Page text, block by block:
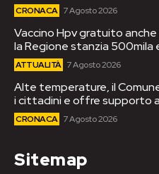
CRONACA 7 Agosto 2026
Vaccino Hpv gratuito
la Regione stanzia 500mila
ATTUALITÀ 7 Agosto 2026
Alte temperature, il
i cittadini e offre supporto
CRONACA 7 Agosto 2026
Sitemap